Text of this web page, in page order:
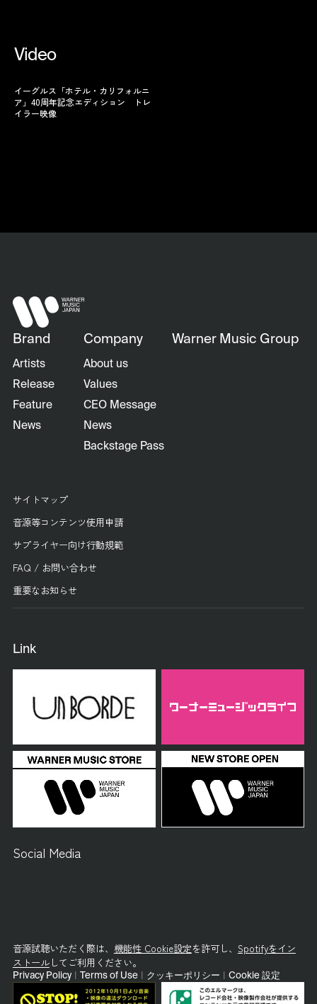
Video
イーグルス「ホテル・カリフォルニ
ア」40周年記念エディション トレ
イラー映像
Brand
Artists
Release
Feature
News
Company
About us
Values
CEO Message
News
Backstage Pass
Warner Music Group
サイトマップ
音源等コンテンツ使用申請
サプライヤー向け行動規範
FAQ / お問い合わせ
重要なお知らせ
Link
Social Media
音源試聴いただく際は、 機能性 Cookie設定を許可し、 Spotifyをイン
ストールしてご利用ください。
Privacy Policy Terms of Use クッキーポリシー Cookie 設定